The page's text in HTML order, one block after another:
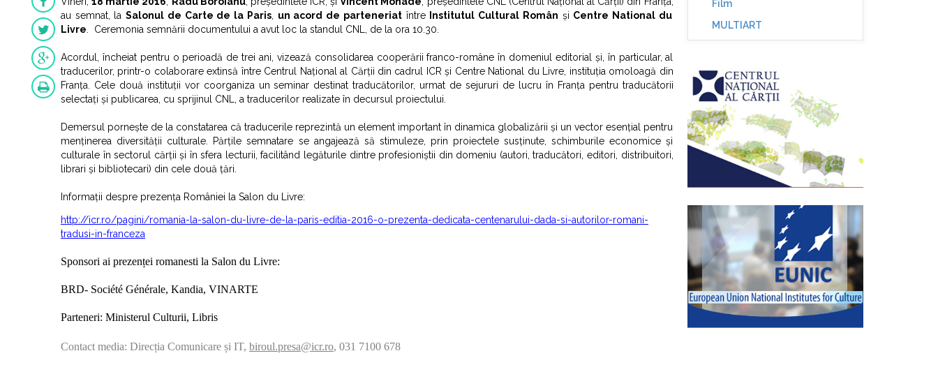
au semnat, laSalonul de Carte de la Paris, un acord de parteneriatîntre Institutul Cultural Român și Centre National du
Livre
Ceremonia semnării documentului a avut loc la standul CNL, de la ora 10.30.
Acordul, încheiat pentru o perioadă de trei ani, vizează consolidarea cooperării franco-române în domeniul editorial și, în particular, al
traducerilor, printr-o colaborare extinsă între Centrul Național al Cărții din cadrul ICR și Centre National du Livre, instituția omoloagă din
Franța. Cele două instituții vor coorganiza un seminar destinat traducătorilor, urmat de sejururi de lucru în Franța pentru traducătorii
selectați și publicarea, cu sprijinul CNL, a traducerilor realizate în decursul proiectului.
Demersul pornește de la constatarea că traducerile reprezintă un element important în dinamica globalizării și un vector esențial pentru
menținerea diversității culturale. Părțile semnatare se angajează să stimuleze, prin proiectele susținute, schimburile economice și
culturale în sectorul cărții și în sfera lecturii, facilitând legăturile dintre profesioniștii din domeniu (autori, traducători, editori, distribuitori,
librari și bibliotecari) din cele două țări.
Informații despre prezența României la Salon du Livre:
http://icr.ro/pagini/romania-la-salon-du-livre-de-la-paris-editia-2016-o-prezenta-dedicata-centenarului-dada-si-autorilor-romani-
tradusi-in-franceza
Sponsori ai prezenței romanesti la Salon du Livre:
BRD- Société Générale, Kandia, VINARTE
Parteneri: Ministerul Culturii, Libris
Contact media: Direcția Comunicare și IT, biroul.presa@icr.ro, 031 7100 678
Film
MULTIART